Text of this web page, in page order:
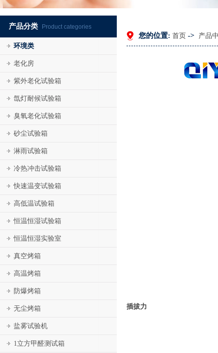
产品分类 Product categories
环境类
老化房
紫外老化试验箱
氙灯耐候试验箱
臭氧老化试验箱
砂尘试验箱
淋雨试验箱
冷热冲击试验箱
快速温变试验箱
高低温试验箱
恒温恒湿试验箱
恒温恒湿实验室
真空烤箱
高温烤箱
防爆烤箱
无尘烤箱
盐雾试验机
1立方甲醛测试箱
您的位置: 首页 -> 产品
插拔力